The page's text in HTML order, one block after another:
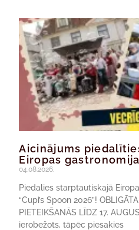
Aicinājums
Eiropas
04.08.2026.
Piedalies starptautiskajā
“Cupi’s Spoon 2026”!
PIETEIKŠANĀS LĪDZ 17.
ierobežots, tāpēc piesakies